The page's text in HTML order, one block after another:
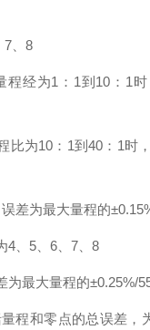
8
1到10：1时，
1到40：1时，为
差为最大量程的
4、5、6、7、8
量程的±0.25%/
的总误差，为最